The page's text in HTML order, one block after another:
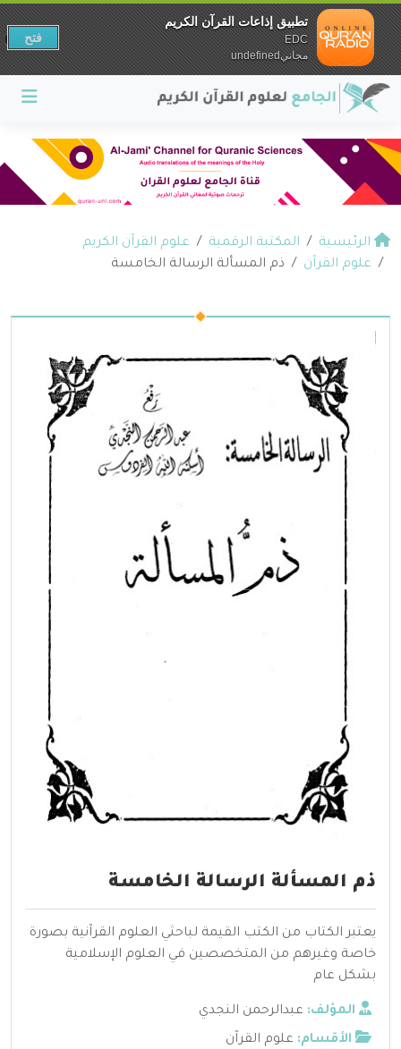
الرئيسية المكتبة الرقمية
علوم القرآن الكريم
علوم القرآن
ذم المسألة الرسالة الخامسة
ذم المسألة الرسالة الخامسة
يعتبر الكتاب من الكتب القيمة لباحثي العلوم القرآنية بصورة
خاصة وغيرهم من المتخصصين في العلوم الإسلامية
بشكل عام
المؤلف: عبدالرحمن النجدي
الأقسام: علوم القرآن
تطبيق إذاعات القرآن الكريم
EDC
مجانيundefined
فتح